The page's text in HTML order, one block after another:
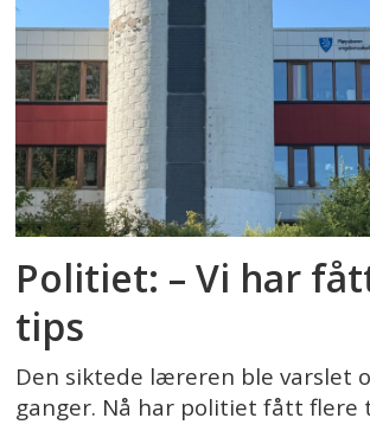
Politiet: – Vi har
tips
Den siktede læreren ble varslet
ganger. Nå har politiet fått flere